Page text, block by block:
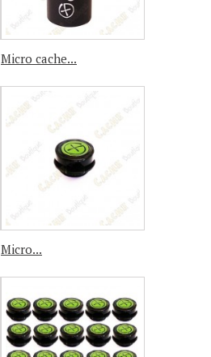
Micro cache...
Micro...